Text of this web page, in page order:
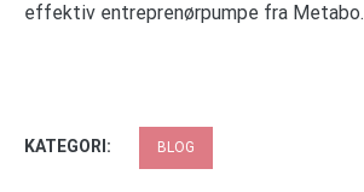
effektiv entreprenørpumpe fra Metabo.
KATEGORI: BLOG